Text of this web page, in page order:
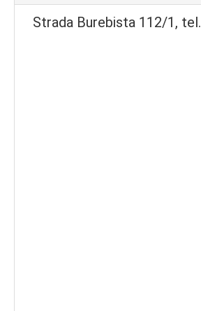
Strada Burebista 112/1, tel.